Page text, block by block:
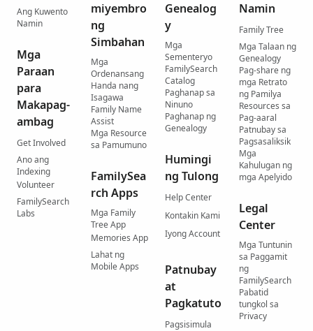
Ang Kuwento
Namin
Mga
Paraan
para
Makapag-
ambag
Get Involved
Ano ang
Indexing
Volunteer
FamilySearch
Labs
miyembro
ng
Simbahan
Mga
Ordenansang
Handa nang
Isagawa
Family Name
Assist
Mga Resource
sa Pamumuno
FamilySea
rch Apps
Mga Family
Tree App
Memories App
Lahat ng
Mobile Apps
Genealog
y
Mga
Sementeryo
FamilySearch
Catalog
Paghanap sa
Ninuno
Paghanap ng
Genealogy
Humingi
ng Tulong
Help Center
Kontakin Kami
Iyong Account
Patnubay
at
Pagkatuto
Pagsisimula
Namin
Family Tree
Mga Talaan ng
Genealogy
Pag-share ng
mga Retrato
ng Pamilya
Resources sa
Pag-aaral
Patnubay sa
Pagsasaliksik
Mga
Kahulugan ng
mga Apelyido
Legal
Center
Mga Tuntunin
sa Paggamit
ng
FamilySearch
Pabatid
tungkol sa
Privacy